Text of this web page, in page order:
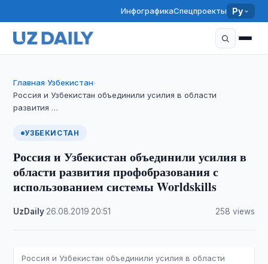
ИнфографикаСпецпроекты Ру
Главная›Узбекистан›
Россия и Узбекистан объединили усилия в области
развития …
УЗБЕКИСТАН
Россия и Узбекистан объединили усилия в
области развития профобразования с
использованием системы Worldskills
UzDaily 26.08.2019 20:51 258 views
Россия и Узбекистан объединили усилия в области